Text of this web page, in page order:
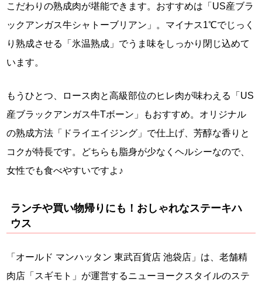
こだわりの熟成肉が堪能できます。おすすめは「US産ブラ
ックアンガス牛シャトーブリアン」。マイナス1℃でじっく
り熟成させる「氷温熟成」でうま味をしっかり閉じ込めて
います。
もうひとつ、ロース肉と高級部位のヒレ肉が味わえる「US
産ブラックアンガス牛Tボーン」もおすすめ。オリジナル
の熟成方法「ドライエイジング」で仕上げ、芳醇な香りと
コクが特長です。どちらも脂身が少なくヘルシーなので、
女性でも食べやすいですよ♪
ランチや買い物帰りにも！おしゃれなステーキハ
ウス
「オールド マンハッタン 東武百貨店 池袋店」は、老舗精
肉店「スギモト」が運営するニューヨークスタイルのステ